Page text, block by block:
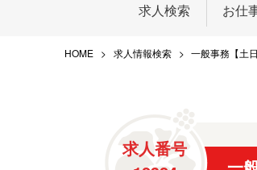
求人検索 お仕
HOME 求人情報検索 一般事務【土
求人番号